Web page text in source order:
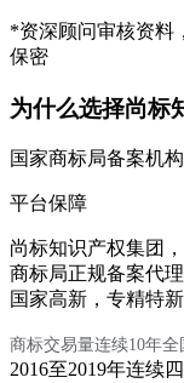
*资深顾问审核资料
保密
为什么选择尚标
国家商标局备案机
平台保障
尚标知识产权集团
商标局正规备案代
国家高新，专精特
商标交易量连续10年全
2016至2019年连续